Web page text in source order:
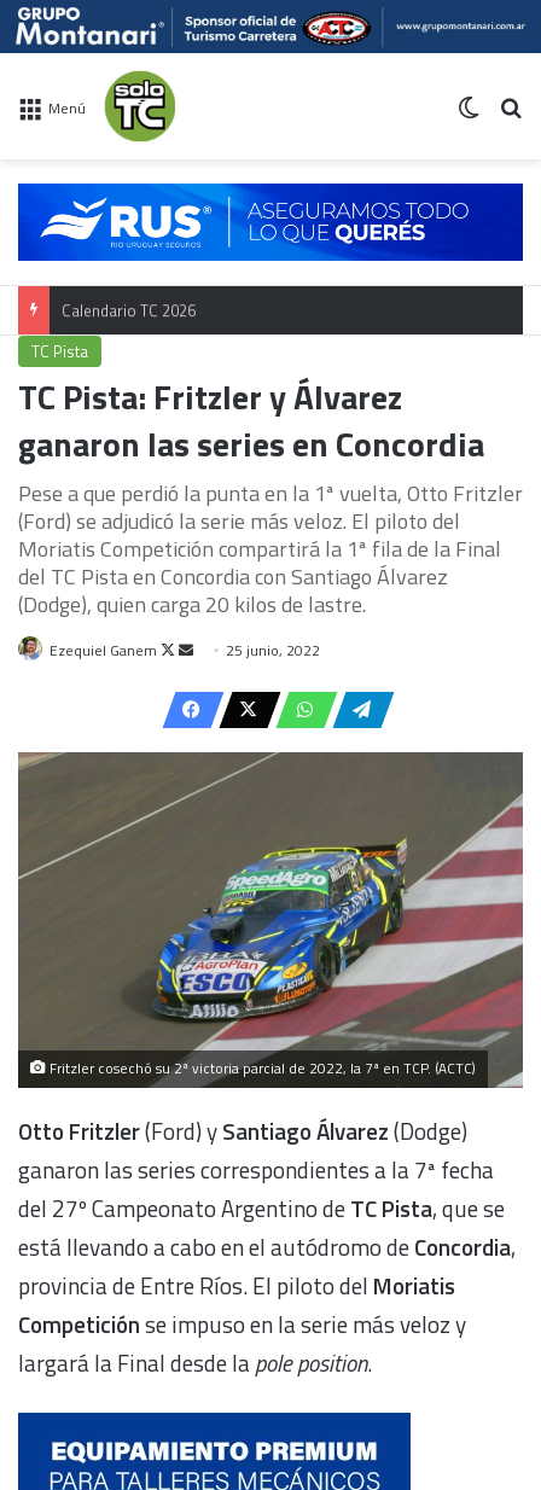
Menú
Calendario TC 2026
TC Pista
TC Pista: Fritzler y Álvarez
ganaron las series en Concordia
Pese a que perdió la punta en la 1ª vuelta, Otto Fritzler
(Ford) se adjudicó la serie más veloz. El piloto del
Moriatis Competición compartirá la 1ª fila de la Final
del TC Pista en Concordia con Santiago Álvarez
(Dodge), quien carga 20 kilos de lastre.
Ezequiel Ganem
Follow
X
Send
email
25 junio, 2022
Fritzler cosechó su 2ª victoria parcial de 2022, la 7ª en TCP. (ACTC)
Otto Fritzler(Ford) ySantiago Álvarez(Dodge)
ganaron las series correspondientes a la 7ª fecha
del 27º Campeonato Argentino deTC Pista, que se
está llevando a cabo en el autódromo deConcordia,
provincia de Entre Ríos. El piloto del Moriatis
Competiciónse impuso en la serie más veloz y
largará la Final desde lapole position.